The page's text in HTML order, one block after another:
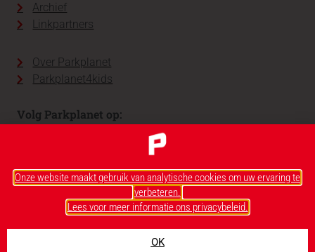
Archief
Linkpartners
Over Parkplanet
Parkplanet4kids
Volg Parkplanet op:
Onze website maakt gebruik van analytische cookies om uw ervaring te
verbeteren.
Lees voor meer informatie ons privacybeleid.
OK